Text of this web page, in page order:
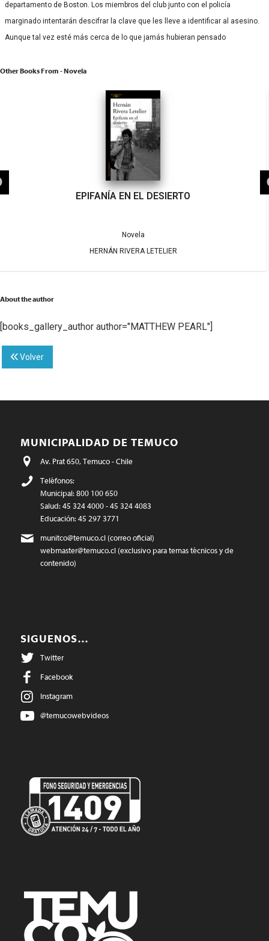
departamento de Boston. Los miembros del club junto con el policía
marginado intentarán descifrar la clave que les lleve a identificar al asesino.
Aunque tal vez esté más cerca de lo que jamás hubieran pensado
Other Books From - Novela
EPIFANÍA EN EL DESIERTO
Novela
HERNÁN RIVERA LETELIER
About the author
[books_gallery_author author="MATTHEW PEARL"]
Volver
MUNICIPALIDAD DE TEMUCO
Av. Prat 650, Temuco - Chile
Teléfonos:
Municipal: 800 100 650
Salud: 45 324 4000 - 45 324 4083
Educación: 45 297 3771
munitco@temuco.cl(correo oficial)
webmaster@temuco.cl(exclusivo para temas técnicos y de
contenido)
SIGUENOS…
Twitter
Facebook
Instagram
@temucowebvideos